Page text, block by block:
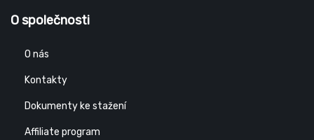
O společnosti
O nás
Kontakty
Dokumenty ke stažení
Affiliate program